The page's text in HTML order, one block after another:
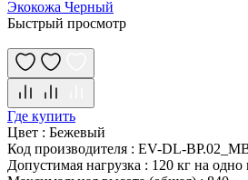
Экокожа Черный
Быстрый просмотр
Где купить
Цвет : Бежевый
Код производителя : EV-DL-
Допустимая нагрузка : 120 кг на одно